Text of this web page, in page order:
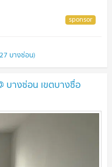
บางซ่อน)
บางซ่อน เขตบางซื่อ